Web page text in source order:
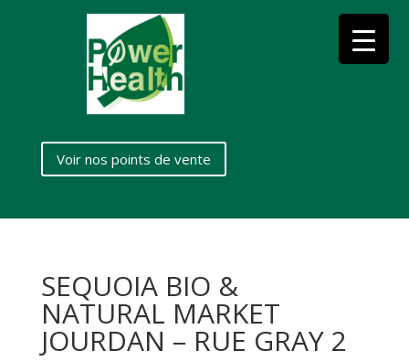
Voir nos points de vente
SEQUOIA BIO &
NATURAL MARKET
JOURDAN – RUE GRAY 2